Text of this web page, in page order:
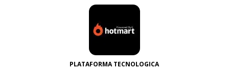
PLATAFORMA TECNOLOGICA